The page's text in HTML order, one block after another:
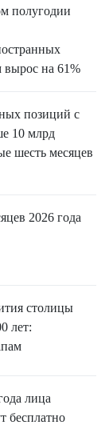
полугодии
вырос на 61%
позиций с
10 млрд
шесть месяцев
2026 года
столицы
лет:
лица
бесплатно